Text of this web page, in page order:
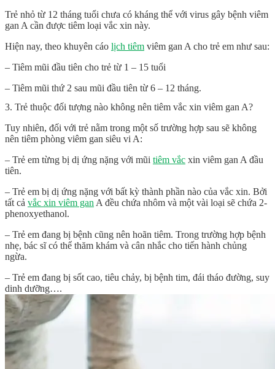
Trẻ nhỏ từ 12 tháng tuổi chưa có kháng thể với virus gây bệnh viêm
gan A cần được tiêm loại vắc xin này.
Hiện nay, theo khuyên cáo lịch tiêm viêm gan A cho trẻ em như sau:
– Tiêm mũi đầu tiên cho trẻ từ 1 – 15 tuổi
– Tiêm mũi thứ 2 sau mũi đầu tiên từ 6 – 12 tháng.
3. Trẻ thuộc đối tượng nào không nên tiêm vắc xin viêm gan A?
Tuy nhiên, đối với trẻ nằm trong một số trường hợp sau sẽ không
nên tiêm phòng viêm gan siêu vi A:
– Trẻ em từng bị dị ứng nặng với mũi tiêm vắc xin viêm gan A đầu
tiên.
– Trẻ em bị dị ứng nặng với bất kỳ thành phần nào của vắc xin. Bởi
tất cả vắc xin viêm ganA đều chứa nhôm và một vài loại sẽ chứa 2-
phenoxyethanol.
– Trẻ em đang bị bệnh cũng nên hoãn tiêm. Trong trường hợp bệnh
nhẹ, bác sĩ có thể thăm khám và cân nhắc cho tiến hành chủng
ngừa.
– Trẻ em đang bị sốt cao, tiêu chảy, bị bệnh tim, đái tháo đường, suy
dinh dưỡng….